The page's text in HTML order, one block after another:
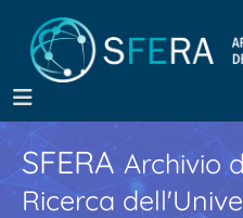
SFERA Archivio
Ricerca